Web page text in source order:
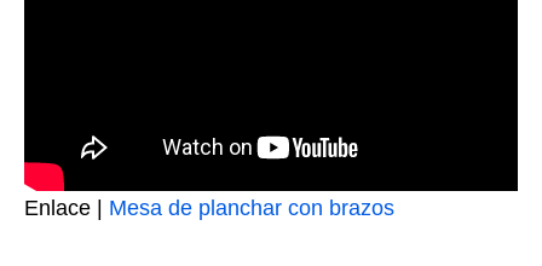
Enlace | Mesa de planchar con brazos